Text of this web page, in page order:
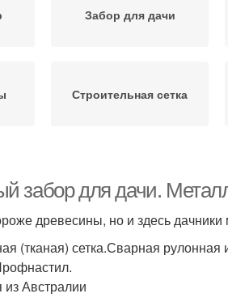
Забор для дачи
Строительная сетка
Забор на дачу
забор для дачи.
древесины, но и здесь
(тканая) сетка.Сварная рулонная
из Австралии